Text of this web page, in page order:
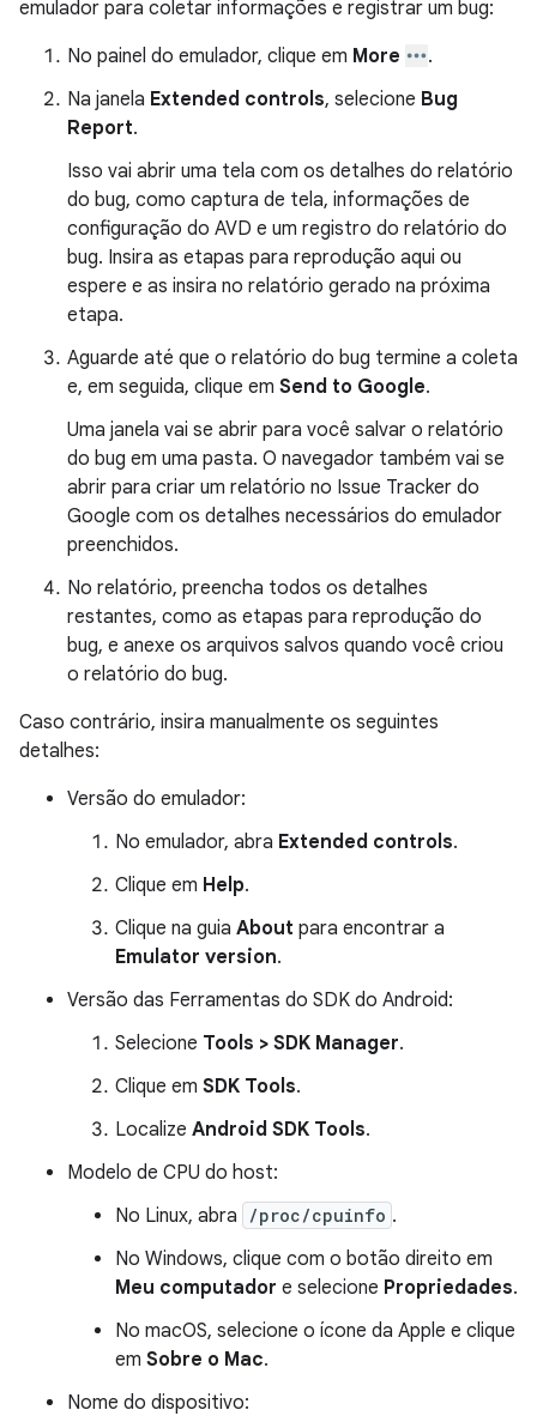
emulador para coletar informações e registrar um bug:
No painel do emulador, clique em More
.
Na janela Extended controls, selecione Bug
Report.
Isso vai abrir uma tela com os detalhes do relatório
do bug, como captura de tela, informações de
configuração do AVD e um registro do relatório do
bug. Insira as etapas para reprodução aqui ou
espere e as insira no relatório gerado na próxima
etapa.
Aguarde até que o relatório do bug termine a coleta
e, em seguida, clique em Send to Google.
Uma janela vai se abrir para você salvar o relatório
do bug em uma pasta. O navegador também vai se
abrir para criar um relatório no Issue Tracker do
Google com os detalhes necessários do emulador
preenchidos.
No relatório, preencha todos os detalhes
restantes, como as etapas para reprodução do
bug, e anexe os arquivos salvos quando você criou
o relatório do bug.
Caso contrário, insira manualmente os seguintes
detalhes:
Versão do emulador:
No emulador, abra Extended controls.
Clique em Help.
Clique na guia About para encontrar a
Emulator version.
Versão das Ferramentas do SDK do Android:
Selecione Tools > SDK Manager.
Clique em SDK Tools.
Localize Android SDK Tools.
Modelo de CPU do host:
No Linux, abra
/proc/cpuinfo .
No Windows, clique com o botão direito em
Meu computador e selecione Propriedades.
No macOS, selecione o ícone da Apple e clique
em Sobre o Mac.
Nome do dispositivo: